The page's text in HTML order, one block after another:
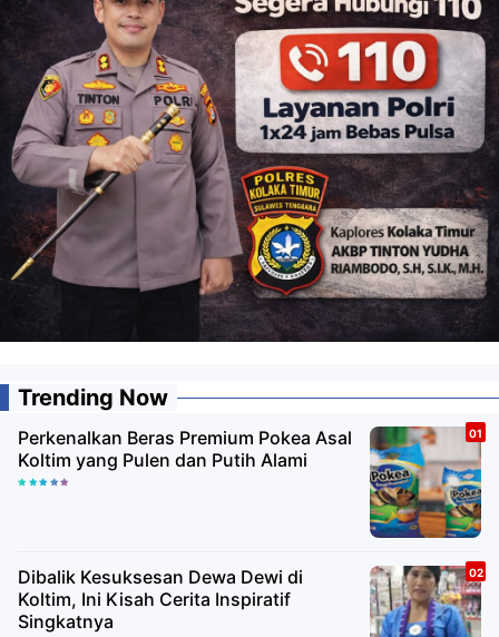
Trending Now
Perkenalkan Beras Premium Pokea Asal
Koltim yang Pulen dan Putih Alami
Dibalik Kesuksesan Dewa Dewi di
Koltim, Ini Kisah Cerita Inspiratif
Singkatnya